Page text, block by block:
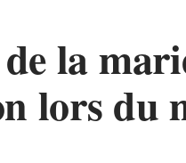
la
lors du